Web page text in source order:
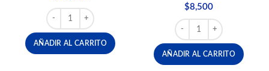
FERRERO NUTELLA 750 GRS cantidad
AÑADIR AL CARRITO
$8,500
POTECITO CHICLE
AÑADIR AL CARRITO